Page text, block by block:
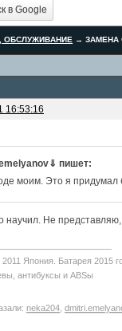
ОБСЛУЖИВАНИЕ →ЗАМЕНА
16:53:16
пишет:
моим. Это я придумал
научил. Не
Япония. Батарея 2015
антибуксы и ABSы
neka204